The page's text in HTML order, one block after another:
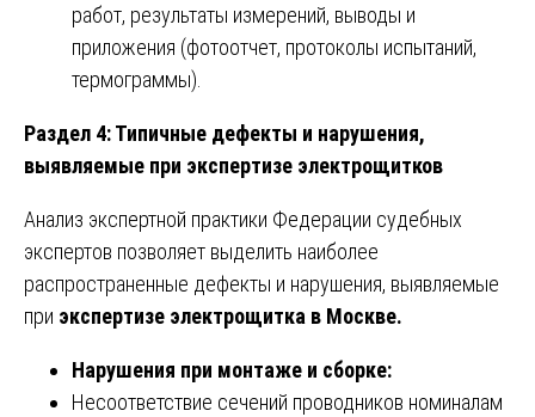
работ, результаты измерений, выводы и
приложения (фотоотчет, протоколы испытаний,
термограммы).
Раздел 4: Типичные дефекты и нарушения,
выявляемые при экспертизе электрощитков
Анализ экспертной практики Федерации судебных
экспертов позволяет выделить наиболее
распространенные дефекты и нарушения, выявляемые
при экспертизе электрощитка в Москве.
Нарушения при монтаже и сборке:
Несоответствие сечений проводников номиналам